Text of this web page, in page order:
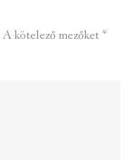
A kötelező mezőket *